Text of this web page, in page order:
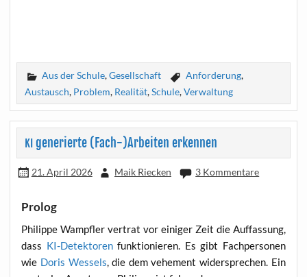
Aus der Schule,Gesellschaft Anforderung,
Austausch, Problem, Realität,Schule,Verwaltung
KIgenerierte (Fach-)Arbeiten erkennen
21. April 2026 Maik Riecken 3 Kommentare
Prolog
Phil­ip­pe Wampf­ler ver­trat vor eini­ger Zeit die Auf­fas­sung,
dass KI-Detek­to­renfunk­tio­nie­ren. Es gibt Fach­per­so­nen
wie Doris Wes­sels, die dem vehe­ment wider­spre­chen. Ein